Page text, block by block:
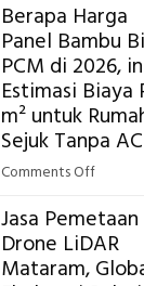
Global
Alat
untuk
Hasil
Akurat
Berapa Harga
Panel Bambu
PCM di 2026,
Estimasi Biaya
m² untuk
Sejuk Tanpa AC
Comments Offon
Harga
Panel
Bambu
Jasa Pemetaan
Drone LiDAR
Mataram,